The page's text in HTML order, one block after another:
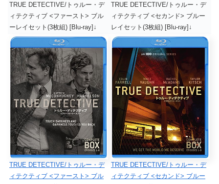
TRUE DETECTIVE/トゥルー・デ
ィテクティブ <ファースト> ブル
ーレイセット(3枚組) [Blu-ray]↓
TRUE DETECTIVE/トゥルー・デ
ィテクティブ <セカンド> ブルー
レイセット(3枚組) [Blu-ray]↓
TRUE DETECTIVE/トゥルー・デ
ィテクティブ <ファースト> ブル
TRUE DETECTIVE/トゥルー・デ
ィテクティブ <セカンド> ブルー